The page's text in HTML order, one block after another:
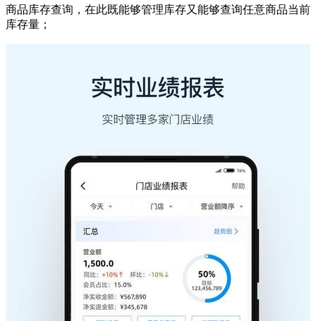
商品库存查询，在此既能够管理库存又能够查询任意商品当前
库存量；